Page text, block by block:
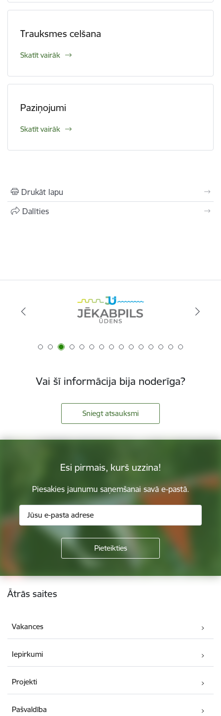
Trauksmes celšana
Skatīt vairāk
Paziņojumi
Skatīt vairāk
Drukāt lapu
Dalīties
Vai šī informācija bija noderīga?
Sniegt atsauksmi
Esi pirmais, kurš uzzina!
Piesakies jaunumu saņemšanai savā e-pastā.
Kājene
Ātrās saites
Vakances
Iepirkumi
Projekti
Pašvaldība